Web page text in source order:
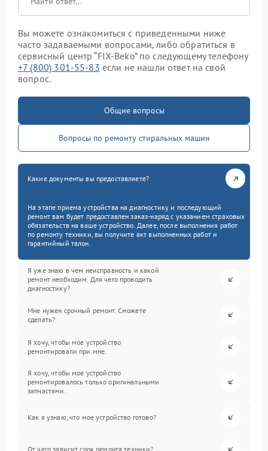
Вы можете ознакомиться с приведенными ниже
часто задаваемыми вопросами, либо обратиться в
сервисный центр “FIX-Beko” по следующему телефону
+7 (800) 301-55-83 если не нашли ответ на свой
вопрос.
Общие вопросы
Вопросы по ремонту стиральных машин
Какие документы вы предоставляете?
На этапе приема устройства на диагностику и последующий
ремонт вам будет предоставлен заказ-наряд с указанием страховых
обязательств на ваше устройство. Далее, после выполнения работ
по ремонту техники, вы получите акт выполненных работ и
гарантийный талон.
Я уже знаю в чем неисправность и какой
ремонт необходим. Для чего проводить
диагностику?
Мне нужен срочный ремонт. Сможете
сделать?
Я хочу, чтобы мое устройство
ремонтировали при мне.
Я хочу, чтобы мое устройство
ремонтировалось только оригинальными
запчастями.
Как я узнаю, что мое устройство готово?
От чего зависит срок ремонта техники?